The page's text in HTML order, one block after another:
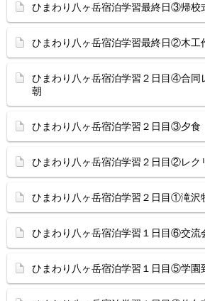
ひまわり八ヶ岳宿泊学習最終日③帰校
ひまわり八ヶ岳宿泊学習最終日②木工
ひまわり八ヶ岳宿泊学習２日目④合
朝
ひまわり八ヶ岳宿泊学習２日目③夕食
ひまわり八ヶ岳宿泊学習２日目②レク
ひまわり八ヶ岳宿泊学習２日目①滝沢
ひまわり八ヶ岳宿泊学習１日目⑥交流
ひまわり八ヶ岳宿泊学習１日目⑤学園